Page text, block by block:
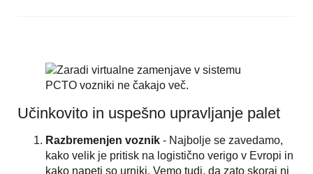
Učinkovito in uspešno upravljanje palet
Razbremenjen voznik - Najbolje se zavedamo,
kako velik je pritisk na logistično verigo v Evropi in
kako napeti so urniki. Vemo tudi, da zato skoraj ni